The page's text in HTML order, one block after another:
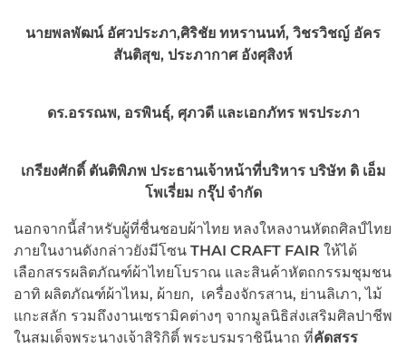
นายพลพัฒน์ อัศวประภา,ศิริชัย ทหรานนท์, วิชรวิชญ์ อัคร
สันติสุข, ประภากาศ อังศุสิงห์
ดร.อรรณพ, อรพินธุ์, ศุภวดี และเอกภัทร พรประภา
เกรียงศักดิ์ ตันติพิภพ ประธานเจ้าหน้าที่บริหาร บริษัท ดิ เอ็ม
โพเรี่ยม กรุ๊ป จำกัด
นอกจากนี้สำหรับผู้ที่ชื่นชอบผ้าไทย หลงใหลงานหัตถศิลป์ไทย
ภายในงานดังกล่าวยังมีโซน THAI CRAFT FAIR ให้ได้
เลือกสรรผลิตภัณฑ์ผ้าไทยโบราณ และสินค้าหัตถกรรมชุมชน
อาทิ ผลิตภัณฑ์ผ้าไหม, ผ้ายก, เครื่องจักรสาน, ย่านลิเภา, ไม้
แกะสลัก รวมถึงงานเซรามิคต่างๆ จากมูลนิธิส่งเสริมศิลปาชีพ
ในสมเด็จพระนางเจ้าสิริกิติ์ พระบรมราชินีนาถ ที่คัดสรร